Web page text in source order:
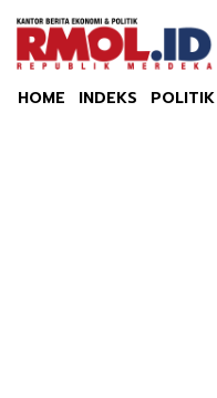
HOME INDEKS POLITIK